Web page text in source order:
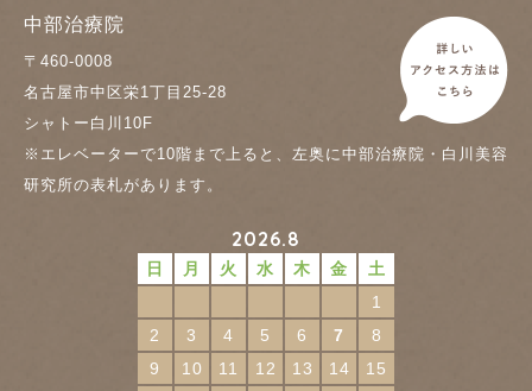
中部治療院
〒460-0008
名古屋市中区栄1丁目25-28
シャトー白川10F
※エレベーターで10階まで上ると、左奥に中部治療院・白川美容
研究所の表札があります。
2026.8
日 月 火 水 木 金
土
1
2
3 4 5 6 7
8
9
10 11 12 13 14
15